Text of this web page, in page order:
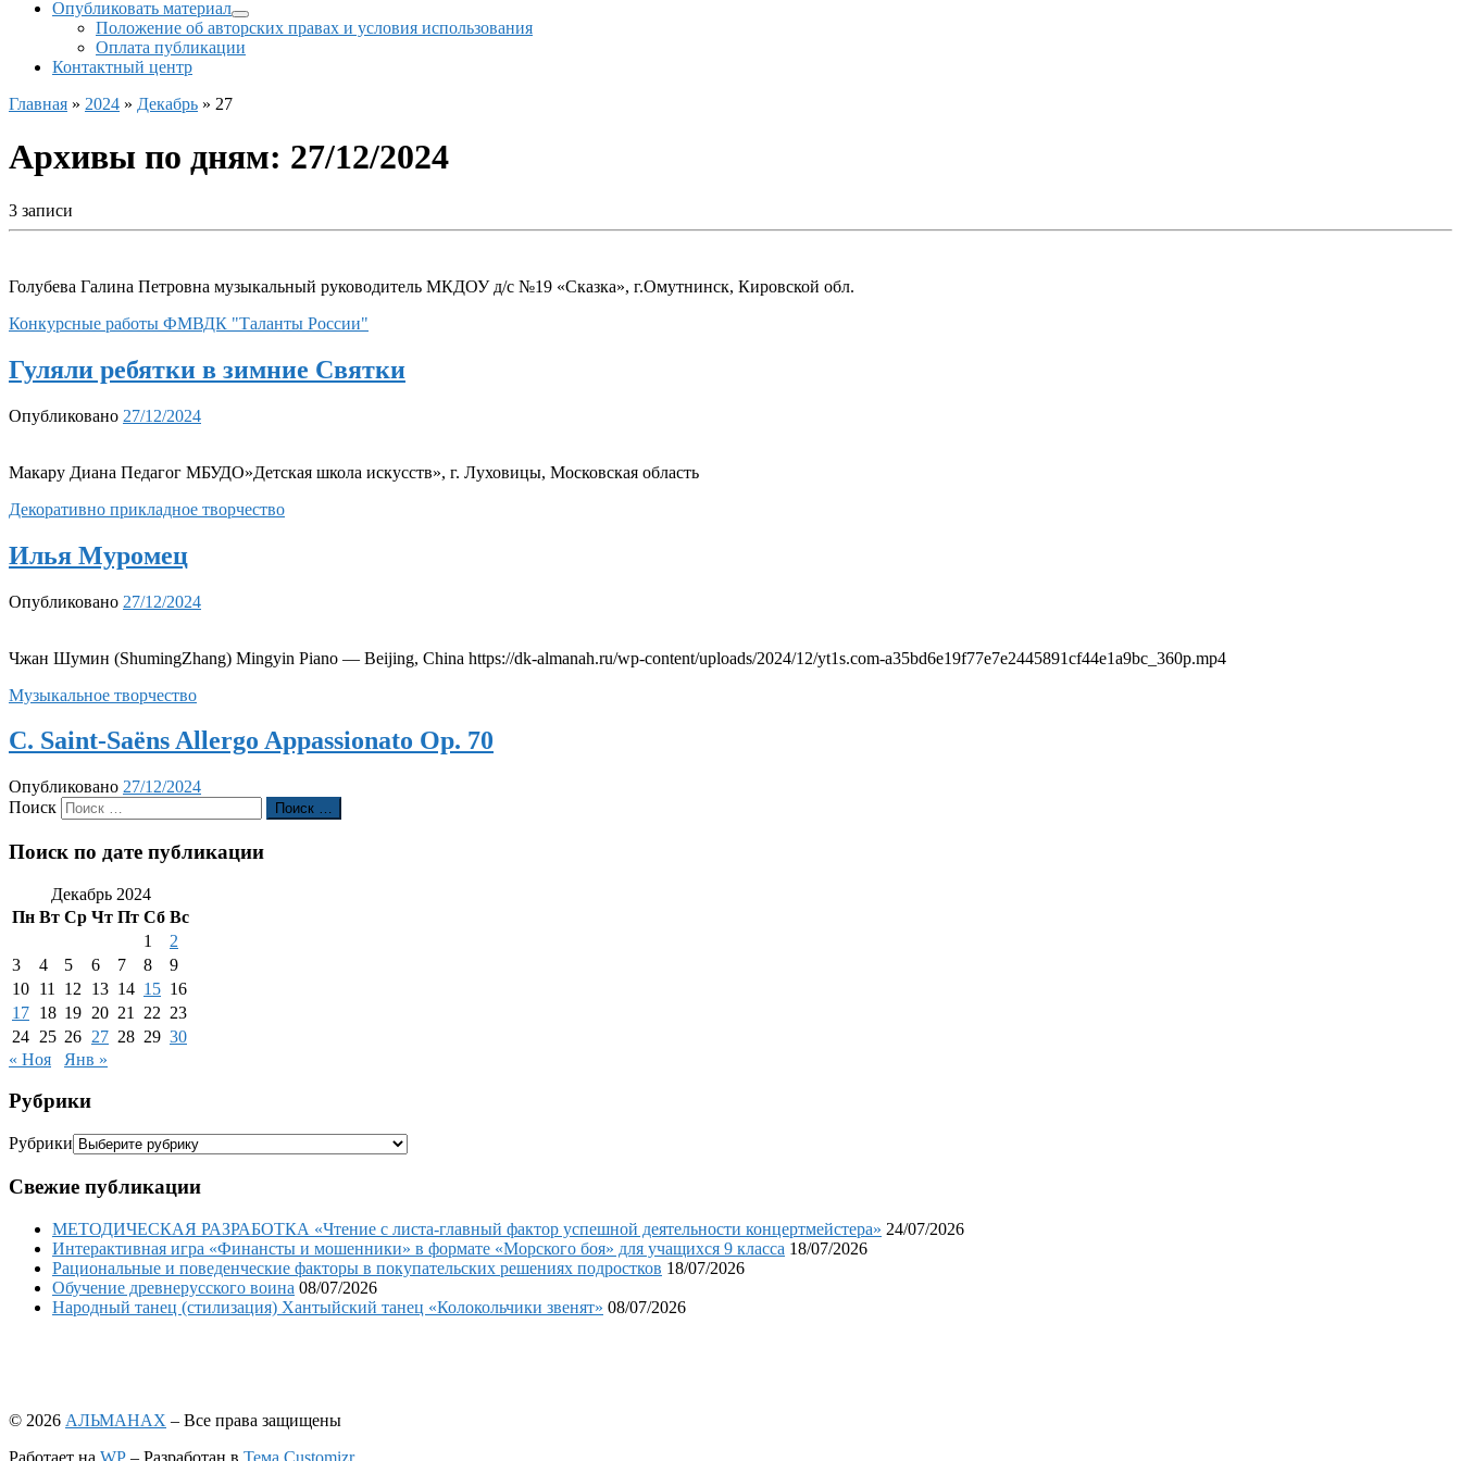
Опубликовать материал
Положение об авторских правах и условия использования
Оплата публикации
Контактный центр
Главная » 2024 » Декабрь » 27
Архивы по дням: 27/12/2024
3 записи
Голубева Галина Петровна музыкальный руководитель МКДОУ д/c №19 «Сказка», г.Омутнинск, Кировской обл.
Конкурсные работы ФМВДК "Таланты России"
Гуляли ребятки в зимние Святки
Опубликовано 27/12/2024
Макару Диана Педагог МБУДО»Детская школа искусств», г. Луховицы, Московская область
Декоративно прикладное творчество
Илья Муромец
Опубликовано 27/12/2024
Чжан Шумин (ShumingZhang) Mingyin Piano — Beijing, China https://dk-almanah.ru/wp-content/uploads/2024/12/yt1s.com-a35bd6e19f77e7e2445891cf44e1a9bc_360p.mp4
Музыкальное творчество
C. Saint-Saëns Allergo Appassionato Op. 70
Опубликовано 27/12/2024
Поиск
Поиск …
Поиск по дате публикации
Декабрь 2024
Пн Вт Ср Чт Пт Сб Вс
1
2
3
4 5 6 7 8
9
10 11 12 13 14 15 16
17 18 19 20 21 22 23
24 25 26 27 28 29 30
« Ноя
Янв »
Рубрики
Рубрики
Свежие публикации
МЕТОДИЧЕСКАЯ РАЗРАБОТКА «Чтение с листа-главный фактор успешной деятельности концертмейстера» 24/07/2026
Интерактивная игра «Финансты и мошенники» в формате «Морского боя» для учащихся 9 класса 18/07/2026
Рациональные и поведенческие факторы в покупательских решениях подростков 18/07/2026
Обучение древнерусского воина 08/07/2026
Народный танец (стилизация) Хантыйский танец «Колокольчики звенят» 08/07/2026
© 2026 АЛЬМАНАХ – Все права защищены
Работает на WP – Разработан в Тема Customizr